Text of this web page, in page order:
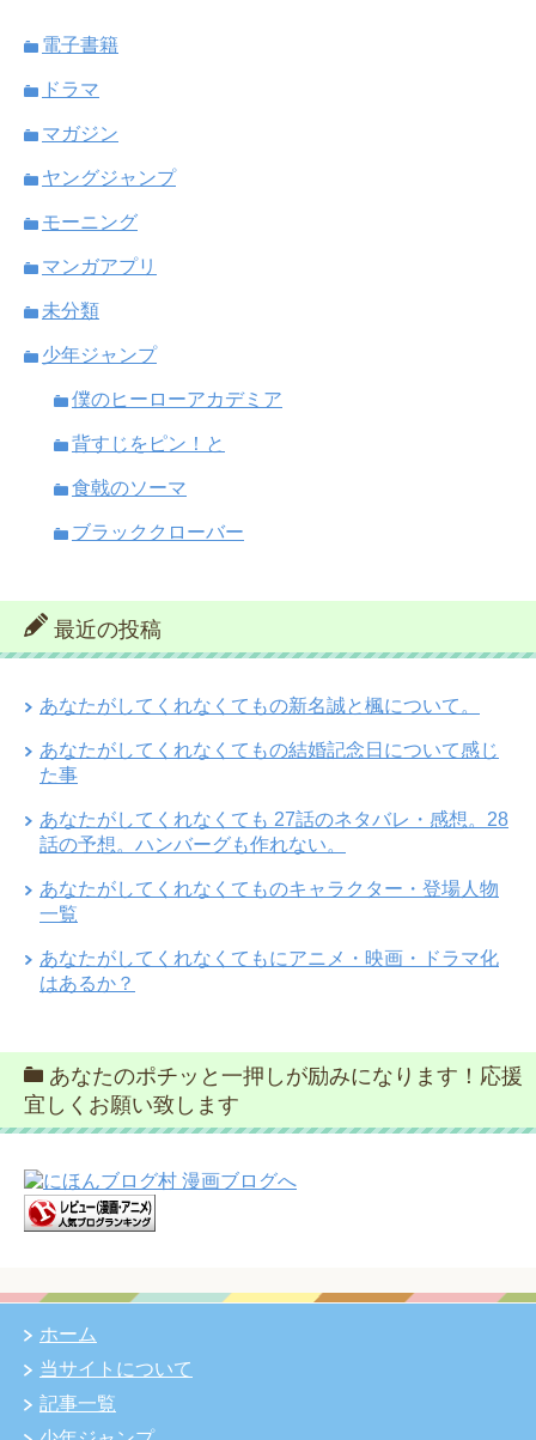
電子書籍
ドラマ
マガジン
ヤングジャンプ
モーニング
マンガアプリ
未分類
少年ジャンプ
僕のヒーローアカデミア
背すじをピン！と
食戟のソーマ
ブラッククローバー
最近の投稿
あなたがしてくれなくてもの新名誠と楓について。
あなたがしてくれなくてもの結婚記念日について感じ
た事
あなたがしてくれなくても 27話のネタバレ・感想。28
話の予想。ハンバーグも作れない。
あなたがしてくれなくてものキャラクター・登場人物
一覧
あなたがしてくれなくてもにアニメ・映画・ドラマ化
はあるか？
あなたのポチッと一押しが励みになります！応援
宜しくお願い致します
ホーム
当サイトについて
記事一覧